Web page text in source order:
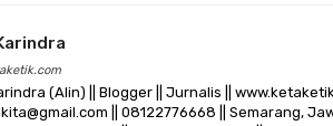
(Alin) || Blogger || Jurnalis ||
|| 08122776668 || Semarang,